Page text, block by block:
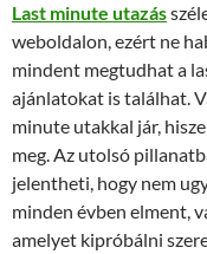
Last minute utazás
weboldalon, ezért ne
mindent megtudhat a
ajánlatokat is találhat.
minute utakkal jár,
meg. Az utolsó
jelentheti, hogy nem
minden évben elment,
amelyet kipróbálni